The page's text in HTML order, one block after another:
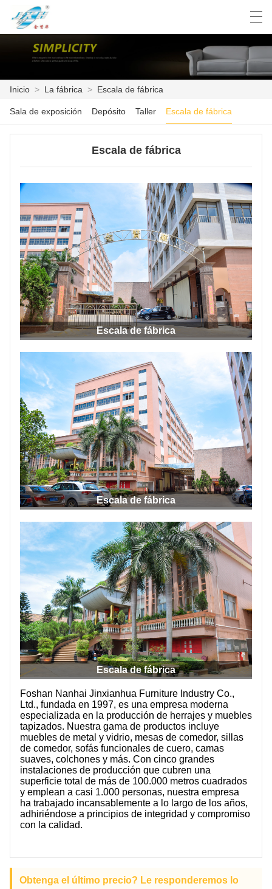
INICIO
CATALOGO DE PRODUCTO
CONTÁCTENOS
SOBRE NOSOTROS
العربية Deutsch Español
Inicio > La fábrica > Escala de fábrica
Sala de exposición Depósito Taller Escala de fábrica
Escala de fábrica
Escala de fábrica
Escala de fábrica
Escala de fábrica
Foshan Nanhai Jinxianhua Furniture Industry Co.,
Ltd., fundada en 1997, es una empresa moderna
especializada en la producción de herrajes y muebles
tapizados. Nuestra gama de productos incluye
muebles de metal y vidrio, mesas de comedor, sillas
de comedor, sofás funcionales de cuero, camas
suaves, colchones y más. Con cinco grandes
instalaciones de producción que cubren una
superficie total de más de 100.000 metros cuadrados
y emplean a casi 1.000 personas, nuestra empresa
ha trabajado incansablemente a lo largo de los años,
adhiriéndose a principios de integridad y compromiso
con la calidad.
Obtenga el último precio? Le responderemos lo